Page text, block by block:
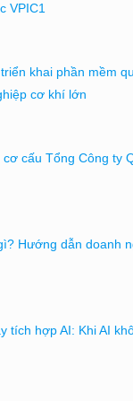
VPIC1
khai phần mềm
cơ khí lớn
cấu Tổng Công ty
Hướng dẫn doanh
tích hợp AI: Khi AI